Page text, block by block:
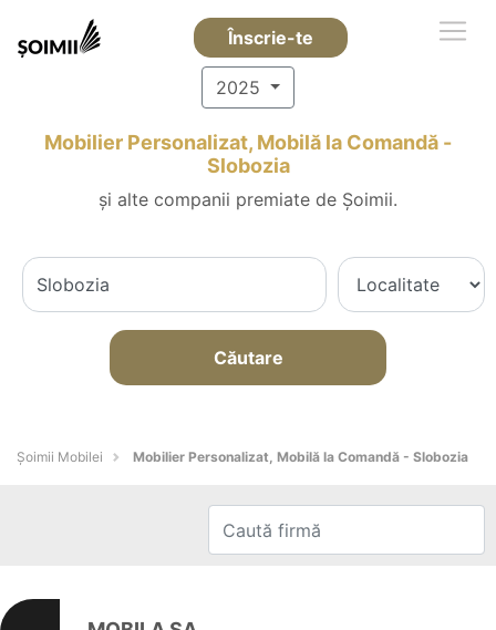
Înscrie-te
2025
Mobilier Personalizat, Mobilă la Comandă -
Slobozia
și alte companii premiate de Șoimii.
Căutare
Șoimii Mobilei Mobilier Personalizat, Mobilă la Comandă - Slobozia